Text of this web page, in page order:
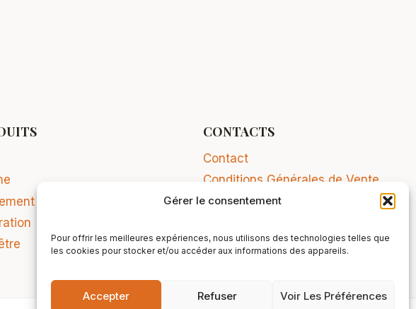
Gérer le consentement
Pour offrir les meilleures expériences, nous utilisons des technologies telles que
les cookies pour stocker et/ou accéder aux informations des appareils.
Accepter Refuser Voir Les Préférences
CONTACTS
Contact
Conditions Générales de Vente
Mentions légales